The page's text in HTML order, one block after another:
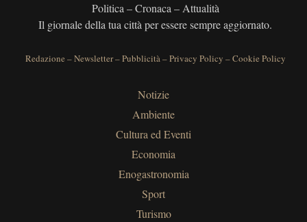
Politica – Cronaca – Attualità
Il giornale della tua città per essere sempre aggiornato.
Redazione –Newsletter–Pubblicità–Privacy Policy –Cookie Policy
Notizie
Ambiente
Cultura ed Eventi
Economia
Enogastronomia
Sport
Turismo